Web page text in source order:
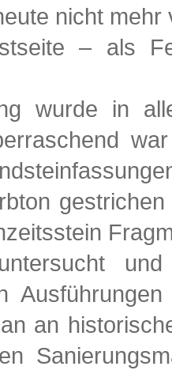
nicht
– als
wurde in
an